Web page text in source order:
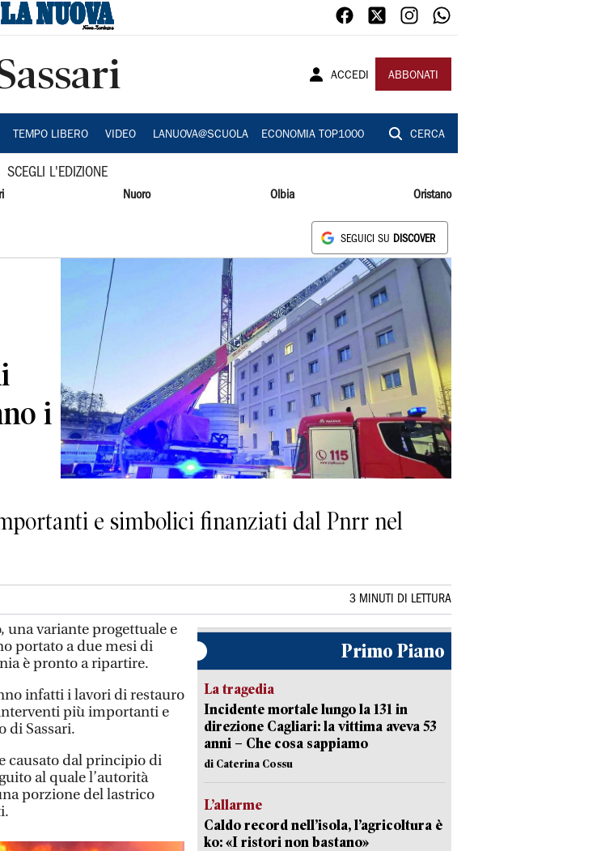
ACCEDI ABBONATI
TEMPO LIBERO VIDEO LANUOVA@SCUOLA ECONOMIA TOP1000 CERCA
SCEGLI L'EDIZIONE
Nuoro Olbia Oristano
SEGUICI SU DISCOVER
i
e simbolici finanziati dal Pnrr nel
3 MINUTI DI LETTURA
variante progettuale e
portato a due mesi di
è pronto a ripartire.
infatti i lavori di restauro
più importanti e
di Sassari.
causato dal principio di
al quale l’autorità
porzione del lastrico
Primo Piano
La tragedia
Incidente mortale lungo la 131 in
direzione Cagliari: la vittima aveva 53
anni – Che cosa sappiamo
di Caterina Cossu
L’allarme
Caldo record nell’isola, l’agricoltura è
ko: «I ristori non bastano»